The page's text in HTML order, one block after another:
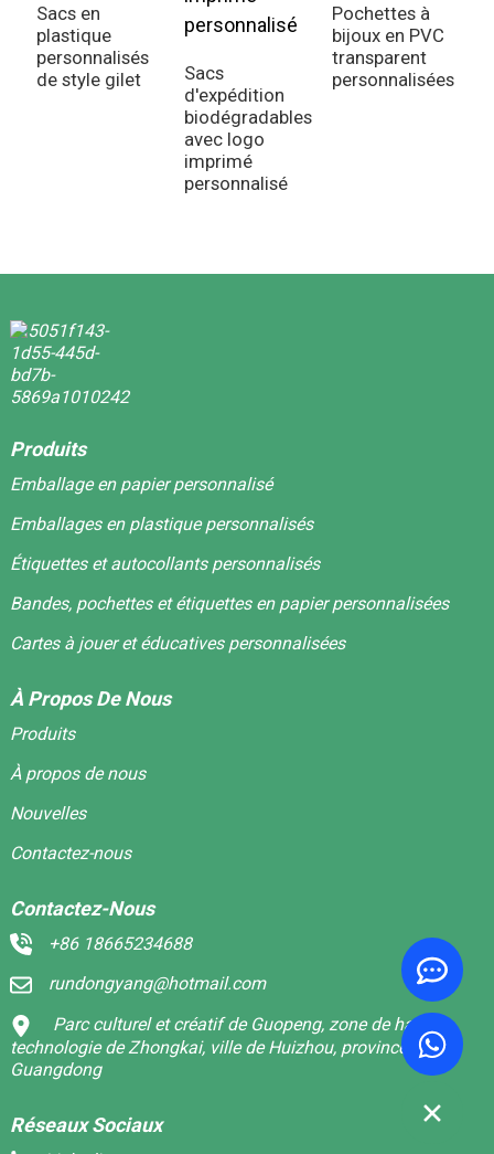
Sacs en
plastique
personnalisés
de style gilet
Sacs
d'expédition
biodégradables
avec logo
imprimé
personnalisé
Pochettes à
bijoux en PVC
transparent
personnalisées
Produits
Emballage en papier personnalisé
Emballages en plastique personnalisés
Étiquettes et autocollants personnalisés
Bandes, pochettes et étiquettes en papier personnalisées
Cartes à jouer et éducatives personnalisées
À Propos De Nous
Produits
À propos de nous
Nouvelles
Contactez-nous
Contactez-Nous
+86 18665234688
rundongyang@hotmail.com
Parc culturel et créatif de Guopeng, zone de haute
technologie de Zhongkai, ville de Huizhou, province du
Guangdong
Réseaux Sociaux